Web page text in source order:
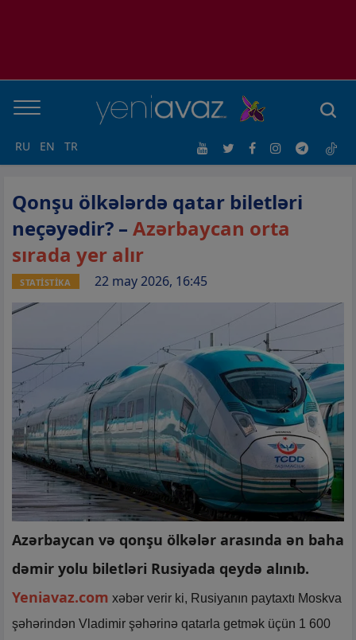
RU EN TR
Qonşu ölkələrdə qatar biletləri
neçəyədir? – Azərbaycan orta
sırada yer alır
STATİSTİKA 22 may 2026, 16:45
Azərbaycan və qonşu ölkələr arasında ən baha
dəmir yolu biletləri Rusiyada qeydə alınıb.
Yeniavaz.com xəbər verir ki, Rusiyanın paytaxtı Moskva
şəhərindən Vladimir şəhərinə qatarla getmək üçün 1 600